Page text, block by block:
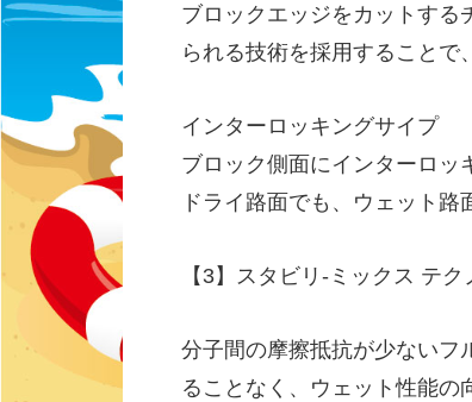
ブロックエッジをカットする
られる技術を採用することで
インターロッキングサイプ
ブロック側面にインターロッ
ドライ路面でも、ウェット路
【3】スタビリ-ミックス テク
分子間の摩擦抵抗が少ないフ
ることなく、ウェット性能の